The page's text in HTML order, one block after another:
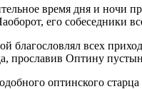
время дня и ночи
его собеседники
благословлял всех
прославив Оптину
оптинского